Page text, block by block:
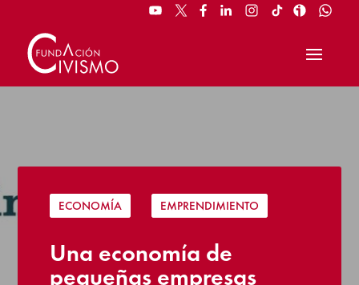
ECONOMÍA EMPRENDIMIENTO
Una economía de
pequeñas empresas